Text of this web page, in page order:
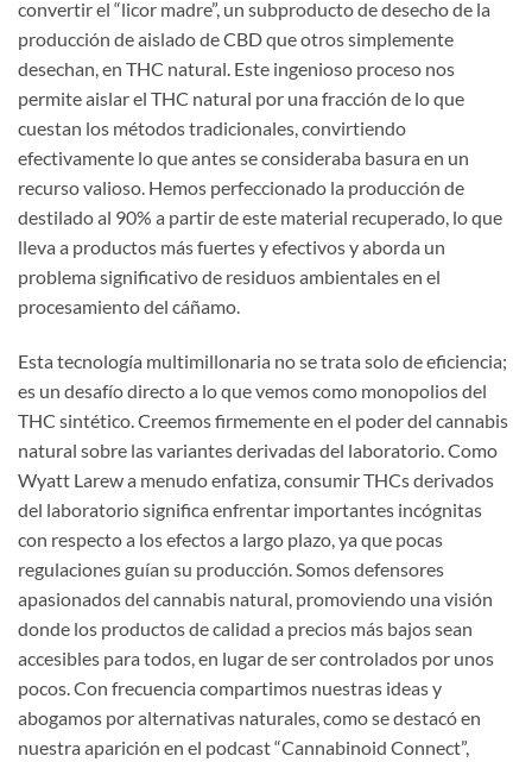
convertir el “licor madre”, un subproducto de desecho de la
producción de aislado de CBD que otros simplemente
desechan, en THC natural. Este ingenioso proceso nos
permite aislar el THC natural por una fracción de lo que
cuestan los métodos tradicionales, convirtiendo
efectivamente lo que antes se consideraba basura en un
recurso valioso. Hemos perfeccionado la producción de
destilado al 90% a partir de este material recuperado, lo que
lleva a productos más fuertes y efectivos y aborda un
problema significativo de residuos ambientales en el
procesamiento del cáñamo.
Esta tecnología multimillonaria no se trata solo de eficiencia;
es un desafío directo a lo que vemos como monopolios del
THC sintético. Creemos firmemente en el poder del cannabis
natural sobre las variantes derivadas del laboratorio. Como
Wyatt Larew a menudo enfatiza, consumir THCs derivados
del laboratorio significa enfrentar importantes incógnitas
con respecto a los efectos a largo plazo, ya que pocas
regulaciones guían su producción. Somos defensores
apasionados del cannabis natural, promoviendo una visión
donde los productos de calidad a precios más bajos sean
accesibles para todos, en lugar de ser controlados por unos
pocos. Con frecuencia compartimos nuestras ideas y
abogamos por alternativas naturales, como se destacó en
nuestra aparición en el podcast “Cannabinoid Connect”,